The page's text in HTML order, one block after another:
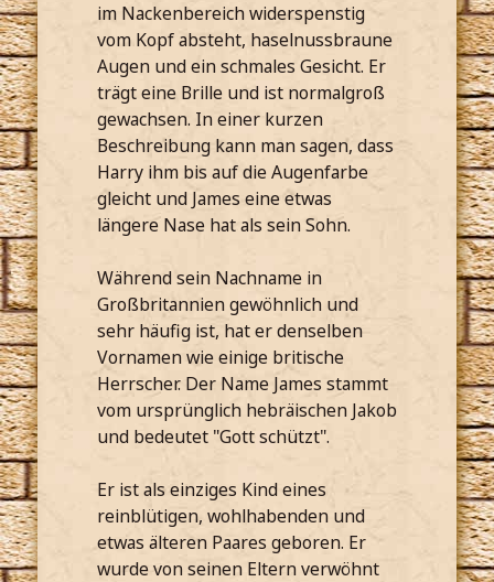
im Nackenbereich widerspenstig
vom Kopf absteht, haselnussbraune
Augen und ein schmales Gesicht. Er
trägt eine Brille und ist normalgroß
gewachsen. In einer kurzen
Beschreibung kann man sagen, dass
Harry ihm bis auf die Augenfarbe
gleicht und James eine etwas
längere Nase hat als sein Sohn.
Während sein Nachname in
Großbritannien gewöhnlich und
sehr häufig ist, hat er denselben
Vornamen wie einige britische
Herrscher. Der Name James stammt
vom ursprünglich hebräischen Jakob
und bedeutet "Gott schützt".
Er ist als einziges Kind eines
reinblütigen, wohlhabenden und
etwas älteren Paares geboren. Er
wurde von seinen Eltern verwöhnt